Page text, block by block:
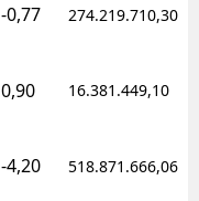
-0,77 274.219.710,30
0,90 16.381.449,10
-4,20 518.871.666,06